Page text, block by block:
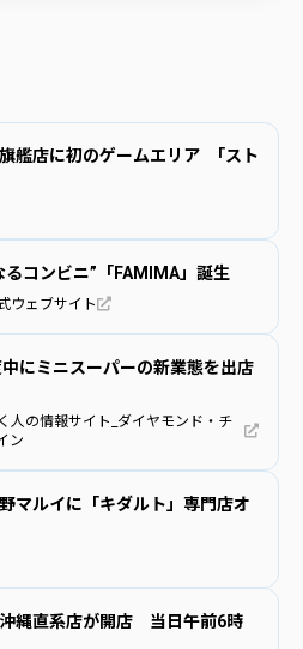
艦店に初のゲームエリア ｢スト
るコンビニ”「FAMIMA」誕生
ウェブサイト
にミニスーパーの新業態を出店
人の情報サイト_ダイヤモンド・チ
ン
マルイに「キダルト」専門店オ
縄直系店が開店 当日午前6時